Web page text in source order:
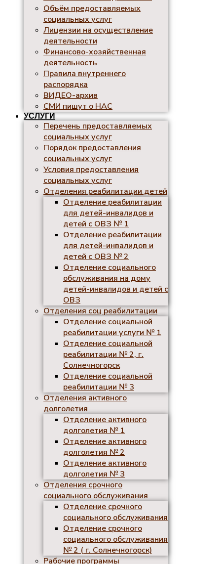
Объём предоставляемых
социальных услуг
Лицензии на осуществление
деятельности
Финансово-хозяйственная
деятельность
Правила внутреннего
распорядка
ВИДЕО-архив
СМИ пишут о НАС
УСЛУГИ
Перечень предоставляемых
социальных услуг
Порядок предоставления
социальных услуг
Условия предоставления
социальных услуг
Отделения реабилитации детей
Отделение реабилитации
для детей-инвалидов и
детей с ОВЗ № 1
Отделение реабилитации
для детей-инвалидов и
детей с ОВЗ № 2
Отделение социального
обслуживания на дому
детей-инвалидов и детей с
ОВЗ
Отделения соц реабилитации
Отделение социальной
реабилитации услуги № 1
Отделение социальной
реабилитации № 2, г.
Солнечногорск
Отделение социальной
реабилитации № 3
Отделения активного
долголетия
Отделение активного
долголетия № 1
Отделение активного
долголетия № 2
Отделение активного
долголетия № 3
Отделения срочного
социального обслуживания
Отделение срочного
социального обслуживания
Отделение срочного
социального обслуживания
№ 2 ( г. Солнечногорск)
Рабочие программы